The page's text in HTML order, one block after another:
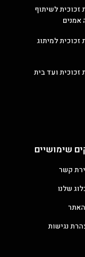
זכוכית לשיתוף
אמנים
זכוכית למיתוג
זכוכית ועד בית
שימושיים
קשר
שלנו
האתר
נגישות